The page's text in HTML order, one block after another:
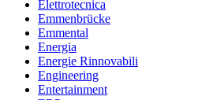
Elettrotecnica
Emmenbrücke
Emmental
Energia
Energie Rinnovabili
Engineering
Entertainment